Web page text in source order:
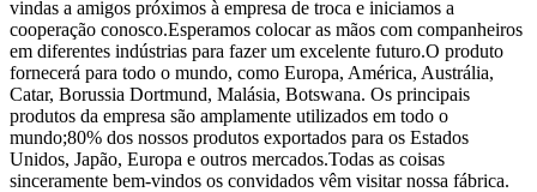
vindas a amigos próximos à empresa de troca e iniciamos a
cooperação conosco.Esperamos colocar as mãos com companheiros
em diferentes indústrias para fazer um excelente futuro.O produto
fornecerá para todo o mundo, como Europa, América, Austrália,
Catar, Borussia Dortmund, Malásia, Botswana. Os principais
produtos da empresa são amplamente utilizados em todo o
mundo;80% dos nossos produtos exportados para os Estados
Unidos, Japão, Europa e outros mercados.Todas as coisas
sinceramente bem-vindos os convidados vêm visitar nossa fábrica.